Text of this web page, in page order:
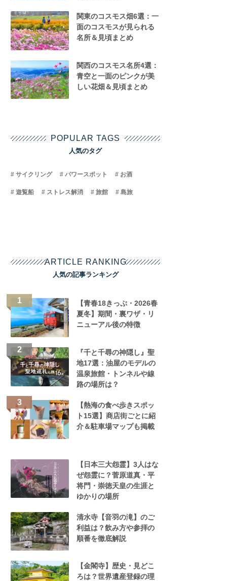
関東のコスモス畑6選：一
面のコスモスが見られる
名所＆見頃まとめ
関西のコスモス名所4選：
青空と一面のピンクが美
しい花畑＆見頃まとめ
POPULAR TAGS
人気のタグ
サイクリング パワースポット お酒
遊覧船 ストレス解消 旅館 島旅
ARTICLE RANKING
人気の記事ランキング
【青春18きっぷ・2026春
夏冬】期間・裏ワザ・リ
ニューアル後の特徴
『千と千尋の神隠し』聖
地17選：油屋のモデルの
温泉旅館・トンネルや線
路の場所は？
【熱海の食べ歩きスポッ
ト15選】商店街ごとに紹
介＆駐車場マップも掲載
【日本三大怨霊】3人はな
ぜ怨霊に？菅原道真・平
将門・崇徳天皇の生涯と
ゆかりの場所
清水寺【音羽の滝】のご
利益は？飲み方や参拝の
順番を徹底解説
【金閣寺】歴史・見どこ
ろは？世界遺産登録の理